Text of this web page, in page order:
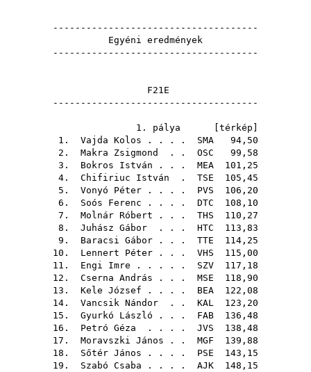
-------------------------------------
Egyéni eredmények
-------------------------------------
F21E
-------------------------------------
1. pálya [ térkép
1. Vajda Kolos . . . . SMA 94,50
2. Makra Zsigmond . . OSC 99,58
3. Bokros István . . . MEA 101,25
4. Chifiriuc István . TSE 105,45
5. Vonyó Péter . . . . PVS 106,20
6. Soós Ferenc . . . . DTC 108,10
7. Molnár Róbert . . . THS 110,27
8. Juhász Gábor . . . HTC 113,83
9. Baracsi Gábor . . . TTE 114,25
10. Lennert Péter . . . VHS 115,00
11. Engi Imre . . . . . SZV 117,18
12. Cserna András . . . MSE 118,90
13. Kele József . . . . BEA 122,08
14. Vancsik Nándor . . KAL 123,20
15. Gyurkó László . . . FAB 136,48
16. Petró Géza . . . . JVS 138,48
17. Moravszki János . . MGF 139,88
18. Sőtér János . . . . PSE 143,15
19. Szabó Csaba . . . . AJK 148,15